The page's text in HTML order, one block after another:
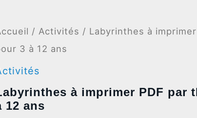
/ Activités / Labyrinthes à
3 à 12 ans
à imprimer PDF par
12 ans